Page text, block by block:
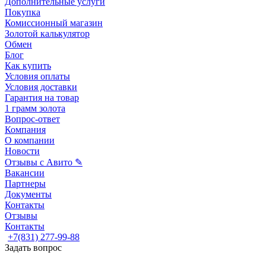
Покупка
Комиссионный магазин
Золотой калькулятор
Обмен
Блог
Как купить
Условия оплаты
Условия доставки
Гарантия на товар
1 грамм золота
Вопрос-ответ
Компания
О компании
Новости
Отзывы с Авито ✎
Вакансии
Партнеры
Документы
Контакты
Отзывы
Контакты
+7(831) 277-99-88
Задать вопрос